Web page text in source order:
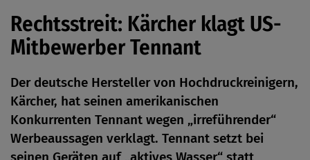
Artikel auf Xing teilen
Artikel auf linkedIn teilen
Artikel auf Facebook teilen
Artikellink kopieren
Artikel per Mail teilen
Rechtsstreit: Kärcher klagt US-
Mitbewerber Tennant
Der deutsche Hersteller von Hochdruckreinigern,
Kärcher, hat seinen amerikanischen
Konkurrenten Tennant wegen „irreführender“
Werbeaussagen verklagt. Tennant setzt bei